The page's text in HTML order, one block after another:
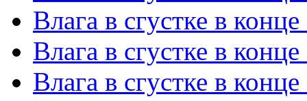
Влага в сгустке в
Влага в сгустке в
Влага в сгустке в